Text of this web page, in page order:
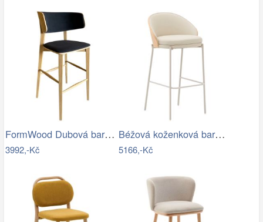
FormWood Dubová barová židle Nora 77 cm…
3992,-Kč
Béžová koženková barová židle Kave Home…
5166,-Kč